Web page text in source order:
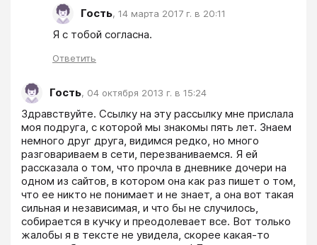
Гость, 14 марта 2017 г. в 20:11
Я с тобой согласна.
Ответить
Гость, 04 октября 2013 г. в 15:24
Здравствуйте. Ссылку на эту рассылку мне прислала
моя подруга, с которой мы знакомы пять лет. Знаем
немного друг друга, видимся редко, но много
разговариваем в сети, перезваниваемся. Я ей
рассказала о том, что прочла в дневнике дочери на
одном из сайтов, в котором она как раз пишет о том,
что ее никто не понимает и не знает, а она вот такая
сильная и независимая, и что бы не случилось,
собирается в кучку и преодолевает все. Вот только
жалобы я в тексте не увидела, скорее какая-то